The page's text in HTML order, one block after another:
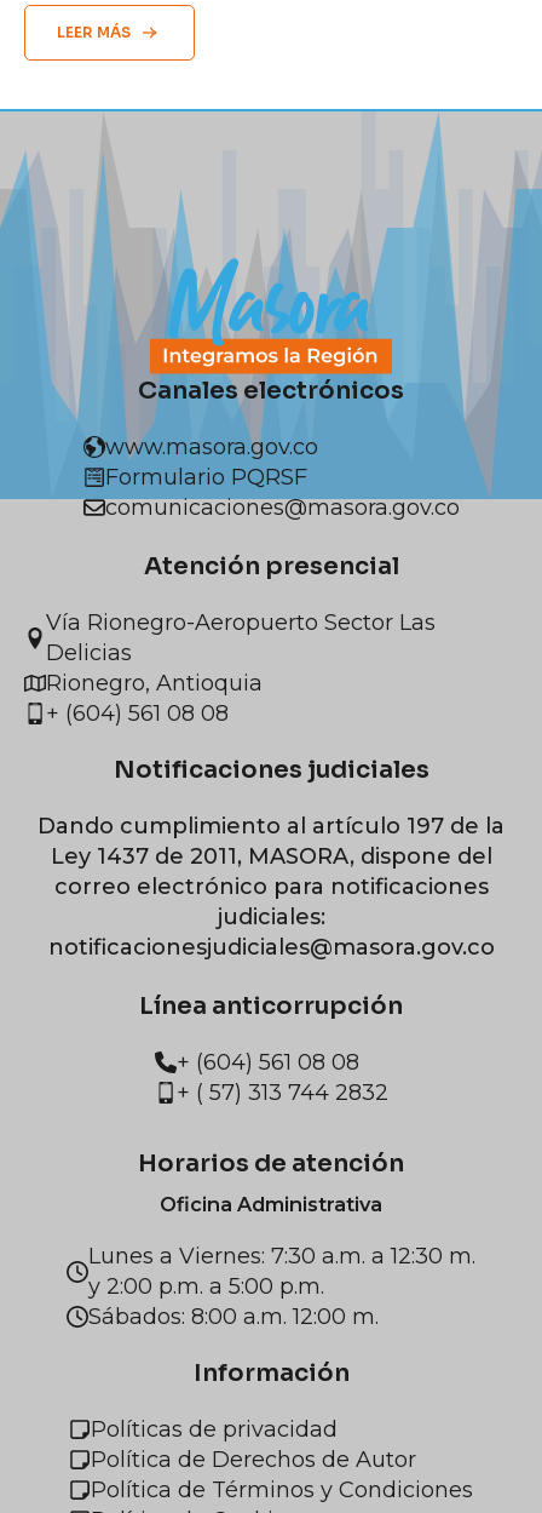
LEER MÁS
Canales electrónicos
www.masora.gov.co
Formulario PQRSF
comunicaciones@masora.gov.co
Atención presencial
Vía Rionegro-Aeropuerto Sector Las
Delicias
Rionegro, Antioquia
+ (604) 561 08 08
Notificaciones judiciales
Dando cumplimiento al artículo 197 de la
Ley 1437 de 2011, MASORA, dispone del
correo electrónico para notificaciones
judiciales:
notificacionesjudiciales@masora.gov.co
Línea anticorrupción
+ (604) 561 08 08
+ ( 57) 313 744 2832
Horarios de atención
Oficina Administrativa
Lunes a Viernes: 7:30 a.m. a 12:30 m.
y 2:00 p.m. a 5:00 p.m.
Sábados: 8:00 a.m. 12:00 m.
Información
Políticas de privacidad
Política de Derechos de Autor
Política de Términos y Condiciones